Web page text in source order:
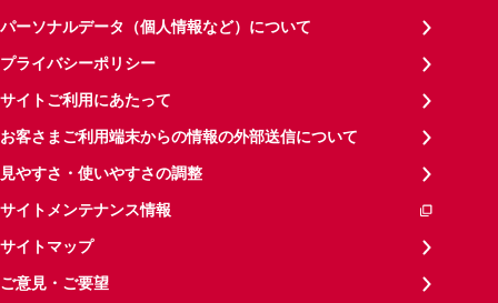
パーソナルデータ（個人情報など）について
プライバシーポリシー
サイトご利用にあたって
お客さまご利用端末からの情報の外部送信について
見やすさ・使いやすさの調整
サイトメンテナンス情報
サイトマップ
ご意見・ご要望